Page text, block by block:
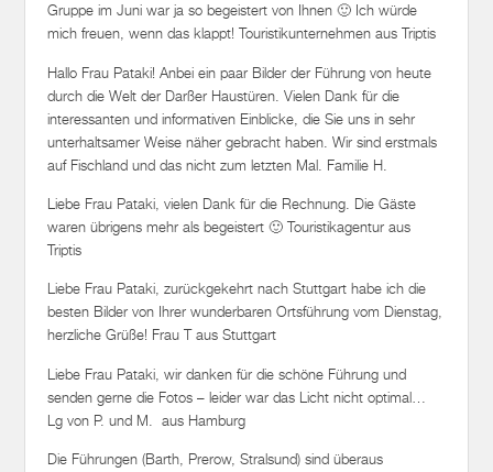
Hallo Frau Pataki! Anbei ein paar Bilder der Führung von heute
interessanten und informativen Einblicke, die Sie uns in sehr
unterhaltsamer Weise näher gebracht haben. Wir sind erstmals
auf Fischland und das nicht zum letzten Mal. Familie H.
Liebe Frau Pataki, vielen Dank für die Rechnung. Die Gäste
Triptis
Liebe Frau Pataki, zurückgekehrt nach Stuttgart habe ich die
herzliche Grüße! Frau T aus Stuttgart
Liebe Frau Pataki, wir danken für die schöne Führung und
Lg von P. und M. aus Hamburg
Die Führungen (Barth, Prerow, Stralsund) sind überaus
oder Dinge „am Straßen-Rand“, die selbst aufmerksame